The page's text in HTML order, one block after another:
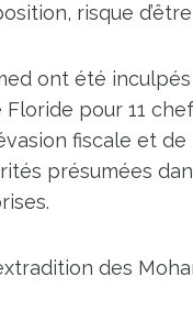
risque
ont été
pour 11
fiscale et
présumées
des